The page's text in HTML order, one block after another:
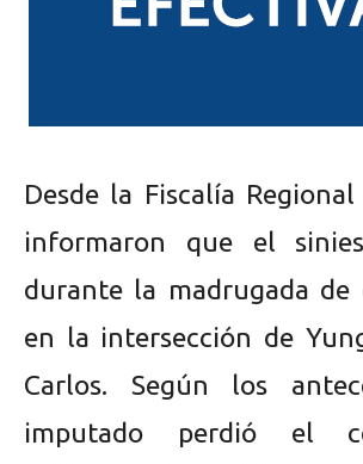
Desde la Fiscalía
informaron que el
durante la madrugada de
en la intersección de
Carlos. Según los
imputado perdió el